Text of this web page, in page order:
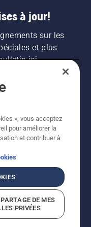
à jour!
sur les
et plus
ici.
peut légèrement
la fonctionnalité de
», vous acceptez
pour améliorer la
et contribuer à
DE MES
PRIVÉES